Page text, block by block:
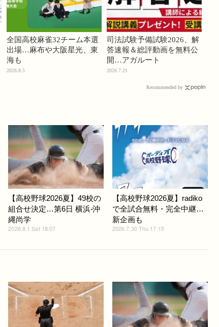
全国高校麻雀32チーム本選
出場…麻布や大阪星光、東
海も
2026.8.5
司法試験予備試験2026、解
答速報＆総評動画を無料公
開…アガルート
2026.7.21
Recommended by
【高校野球2026夏】49校の
組合せ決定…第6日 横浜-沖
縄尚学
2026.8.1 Sat 18:07
【高校野球2026夏】radiko
で全試合無料・完全中継…
新企画も
2026.7.30 Thu 17:15